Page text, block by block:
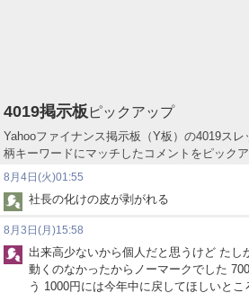
4019掲示板 ピックアップ
Yahooファイナンス掲示板（Y板）の4019ス
柄キーワードにマッチしたコメントをピック
8月4日(火)01:55
社長の化けの皮が剥がれる
8月3日(月)15:58
出来高少ないから個人だと思うけど たし
動くのなかったからノーマークでした
う 1000円には今年中に戻してほしいとこ